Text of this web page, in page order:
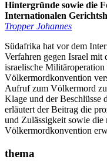
Hintergründe sowie die
Internationalen
Tropper Johannes
Südafrika hat vor dem
Verfahren gegen Israel mit
israelische Militäroperation
Völkermordkonvention
Aufruf zum Völkermord
Klage und der Beschlüsse
erläutert der Beitrag die
und Zulässigkeit sowie die
Völkermordkonvention
thema